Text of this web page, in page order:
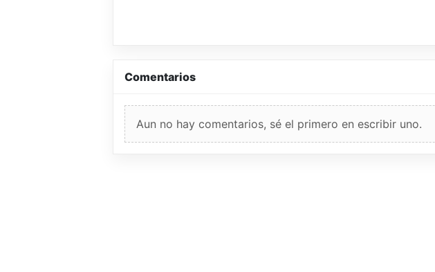
Comentarios
Aun no hay comentarios, sé el primero en escribir uno.